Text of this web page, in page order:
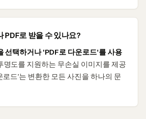
PDF로 받을 수 있나요?
선택하거나 'PDF로 다운로드'를 사용
명도를 지원하는 무손실 이미지를 제공
로드'는 변환한 모든 사진을 하나의 문